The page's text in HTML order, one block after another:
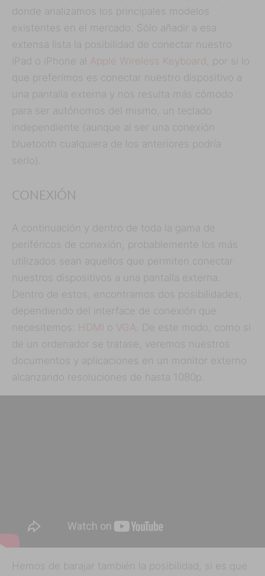
donde analizamos los principales modelos
existentes en el mercado. Sólo añadir a esa
extensa lista la posibilidad de conectar nuestro
iPad o iPhone al Apple Wireless Keyboard , por si lo
que preferimos es conectar nuestro dispositivo a
una pantalla externa y nos resulta más cómodo
para ser autónomos del mismo, un teclado
independiente (aunque al ser una conexión
bluetooth cualquiera de los anteriores podría
serlo).
CONEXIÓN
A continuación y dentro de toda la gama de
periféricos de conexión, probablemente los más
utilizados sean aquellos que permiten conectar
nuestros dispositivos a una pantalla externa.
Dentro de estos, encontramos dos posibilidades,
dependiendo del interface de conexión que
necesitemos:
HDMI o VGA. De este modo, como si
de un ordenador se tratase, veremos nuestros
documentos y aplicaciones en un monitor externo
alcanzando resoluciones de hasta 1080p.
Hemos de barajar también la posibilidad, si es que